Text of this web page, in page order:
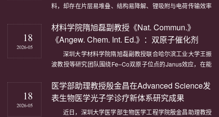
料，却存在片层易堆叠、结构易降解、锂吸附与电荷传输效率
针对上述痛点，深圳大学机电与控制工程学院徐钧国教授团队
深入研究，在《Advanced Composites and Hybrid
Materials》（影响因子：21.8）发表最新成...
18
2026-05
材料学院隋旭磊副教授《Nat. Commun.》
《Angew. Chem. Int. Ed.》：双原子催化剂
的...深圳大学材料学院隋旭磊副教授联合哈尔滨工业大学王振
波教授等研究团队围绕Fe–Co双原子位点的Janus效应，在能
Commun.发表题为“Janus effect of FeCo dual atom catalyst
with Co as active center in acidic oxygen reduction reaction”
18
2026-05
医学部助理教授殷金昌在Advanced Science发
表生物医学光子学诊疗新体系研究成果
近日，深圳大学医学部生物医学工程学院殷金昌助理教授